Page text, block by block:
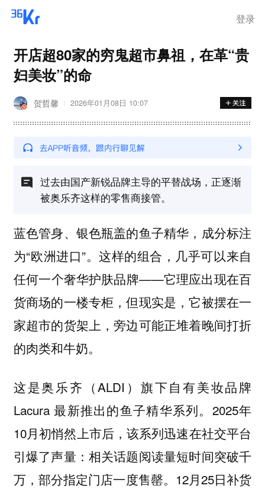
登录
开店超80家的穷鬼超市鼻祖，在革“贵
妇美妆”的命
贺哲馨 2026年01月08日 10:07
过去由国产新锐品牌主导的平替战场，正逐渐
被奥乐齐这样的零售商接管。
蓝色管身、银色瓶盖的鱼子精华，成分标注
为“欧洲进口”。这样的组合，几乎可以来自
任何一个奢华护肤品牌——它理应出现在百
货商场的一楼专柜，但现实是，它被摆在一
家超市的货架上，旁边可能正堆着晚间打折
的肉类和牛奶。
这是奥乐齐（ALDI）旗下自有美妆品牌
Lacura 最新推出的鱼子精华系列。2025年
10月初悄然上市后，该系列迅速在社交平台
引爆了声量：相关话题阅读量短时间突破千
万，部分指定门店一度售罄。12月25日补货